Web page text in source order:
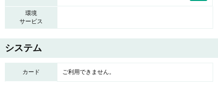
環境
サービス
システム
カード ご利用できません。